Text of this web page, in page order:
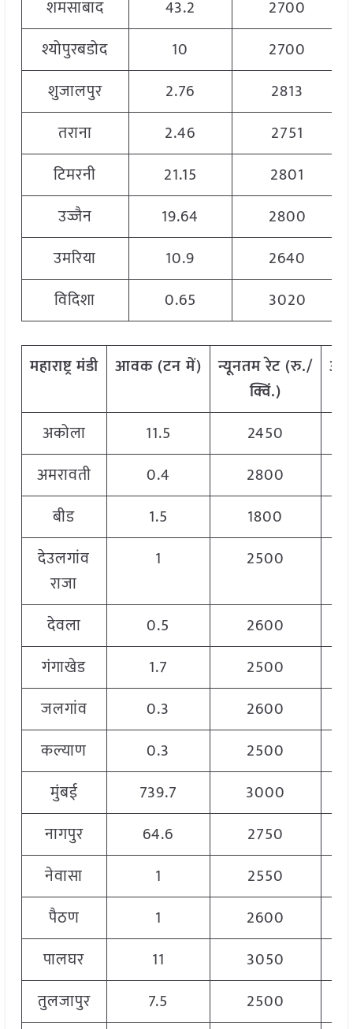
शमसाबाद 43.2
2700
श्योपुरबडोद
10
2700
शुजालपुर
2.76
2813
तराना
2.46
2751
टिमरनी
21.15
2801
उज्जैन
19.64
2800
उमरिया
10.9
2640
विदिशा
0.65 3020
महाराष्ट्रमंडी आवक(टनमें) न्यूनतमरेट(रु./
क्विं.)
अकोला 11.5
2450
अमरावती
0.4
2800
बीड
1.5
1800
देउलगांव
राजा
1 2500
देवला 0.5
2600
गंगाखेड
1.7
2500
जलगांव
0.3
2600
कल्याण
0.3
2500
मुंबई
739.7
3000
नागपुर
64.6
2750
नेवासा
1
2550
पैठण
1
2600
पालघर
11
3050
तुलजापुर
7.5
2500